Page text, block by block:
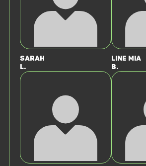
Sarah
L.
Line Mia
B.